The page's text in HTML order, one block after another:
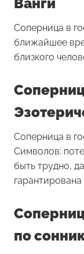
Соперница в
ближайшее
близкого
Соперница в
Символов:
быть трудно,
гарантирована
по